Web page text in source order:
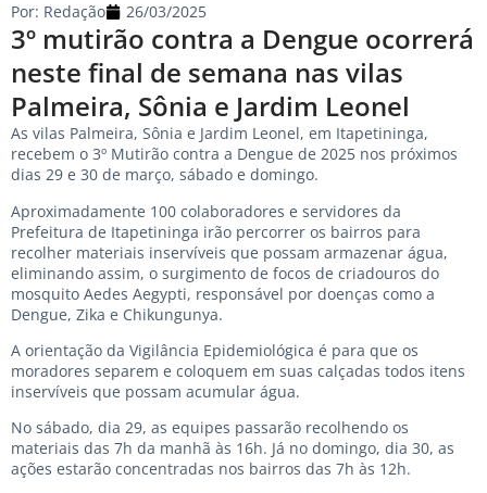
3º mutirão contra a Dengue ocorrerá
neste final de semana nas vilas
Palmeira, Sônia e Jardim Leonel
Por: Redação 26/03/2025
As vilas Palmeira, Sônia e Jardim Leonel, em Itapetininga,
recebem o 3º Mutirão contra a Dengue de 2025 nos próximos
dias 29 e 30 de março, sábado e domingo.
Aproximadamente 100 colaboradores e servidores da
Prefeitura de Itapetininga irão percorrer os bairros para
recolher materiais inservíveis que possam armazenar água,
eliminando assim, o surgimento de focos de criadouros do
mosquito Aedes Aegypti, responsável por doenças como a
Dengue, Zika e Chikungunya.
A orientação da Vigilância Epidemiológica é para que os
moradores separem e coloquem em suas calçadas todos itens
inservíveis que possam acumular água.
No sábado, dia 29, as equipes passarão recolhendo os
materiais das 7h da manhã às 16h. Já no domingo, dia 30, as
ações estarão concentradas nos bairros das 7h às 12h.